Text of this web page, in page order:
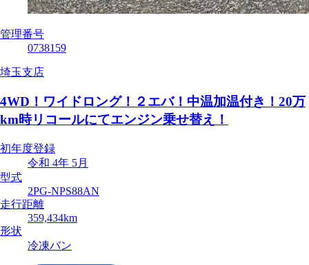
管理番号
0738159
埼玉支店
4WD！ワイドロング！２エバ！中温加温付き！20万
km時リコールにてエンジン乗せ替え！
初年度登録
令和 4年 5月
型式
2PG-NPS88AN
走行距離
359,434km
形状
冷凍バン